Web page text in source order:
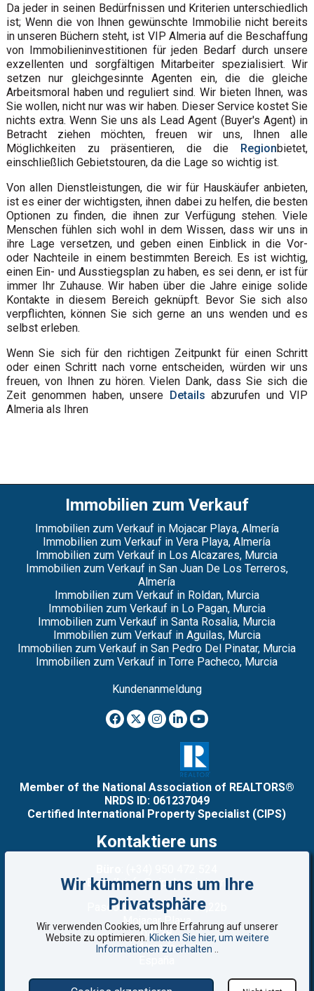
Da jeder in seinen Bedürfnissen und Kriterien unterschiedlich
ist; Wenn die von Ihnen gewünschte Immobilie nicht bereits
in unseren Büchern steht, ist VIP Almeria auf die Beschaffung
von Immobilieninvestitionen für jeden Bedarf durch unsere
exzellenten und sorgfältigen Mitarbeiter spezialisiert. Wir
setzen nur gleichgesinnte Agenten ein, die die gleiche
Arbeitsmoral haben und reguliert sind. Wir bieten Ihnen, was
Sie wollen, nicht nur was wir haben. Dieser Service kostet Sie
nichts extra. Wenn Sie uns als Lead Agent (Buyer's Agent) in
Betracht ziehen möchten, freuen wir uns, Ihnen alle
Möglichkeiten zu präsentieren, die die Regionbietet,
einschließlich Gebietstouren, da die Lage so wichtig ist.
Von allen Dienstleistungen, die wir für Hauskäufer anbieten,
ist es einer der wichtigsten, ihnen dabei zu helfen, die besten
Optionen zu finden, die ihnen zur Verfügung stehen. Viele
Menschen fühlen sich wohl in dem Wissen, dass wir uns in
ihre Lage versetzen, und geben einen Einblick in die Vor-
oder Nachteile in einem bestimmten Bereich. Es ist wichtig,
einen Ein- und Ausstiegsplan zu haben, es sei denn, er ist für
immer Ihr Zuhause. Wir haben über die Jahre einige solide
Kontakte in diesem Bereich geknüpft. Bevor Sie sich also
verpflichten, können Sie sich gerne an uns wenden und es
selbst erleben.
Wenn Sie sich für den richtigen Zeitpunkt für einen Schritt
oder einen Schritt nach vorne entscheiden, würden wir uns
freuen, von Ihnen zu hören. Vielen Dank, dass Sie sich die
Zeit genommen haben, unsere Details abzurufen und VIP
Almeria als Ihren
Immobilien zum Verkauf
Immobilien zum Verkauf in Mojacar Playa, Almería
Immobilien zum Verkauf in Vera Playa, Almería
Immobilien zum Verkauf in Los Alcazares, Murcia
Immobilien zum Verkauf in San Juan De Los Terreros,
Almería
Immobilien zum Verkauf in Roldan, Murcia
Immobilien zum Verkauf in Lo Pagan, Murcia
Immobilien zum Verkauf in Santa Rosalia, Murcia
Immobilien zum Verkauf in Aguilas, Murcia
Immobilien zum Verkauf in San Pedro Del Pinatar, Murcia
Immobilien zum Verkauf in Torre Pacheco, Murcia
Kundenanmeldung
Member of the National Association of REALTORS®
NRDS ID: 061237049
Certified International Property Specialist (CIPS)
Kontaktiere uns
E-mail: info@vipalmeria.com
Paseo del Mediterráneo,22b
Mojacar Playa
04638
Almería
Wir kümmern uns um Ihre
Privatsphäre
Wir verwenden Cookies, um Ihre Erfahrung auf unserer
Website zu optimieren. Klicken Sie hier, um weitere
Informationen zu erhalten